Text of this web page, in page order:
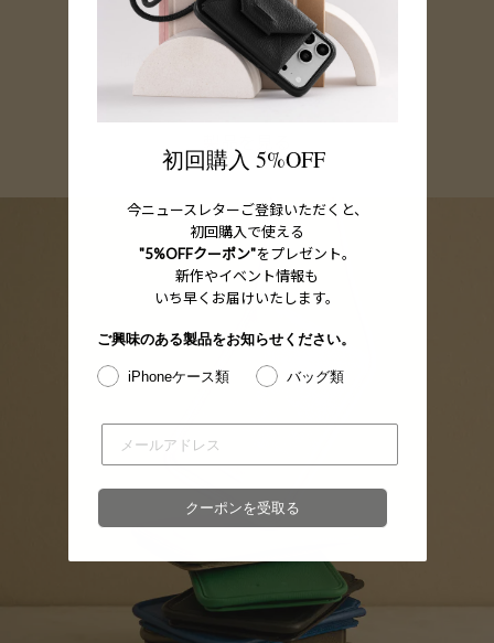
価格：¥22,000 ~ ¥26,800 (税込)
初回購入 5%OFF
今ニュースレターご登録いただくと、
初回購入で使える
"5%OFFクーポン"をプレゼント。
新作やイベント情報も
いち早くお届けいたします。
ご興味のある製品をお知らせください。
iPhoneケース類 バッグ類
クーポンを受取る